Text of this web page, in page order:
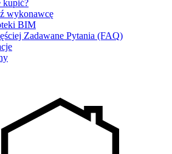
kupić?
wykonawcę
BIM
Zadawane Pytania (FAQ)